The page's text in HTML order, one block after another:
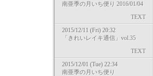
南亜季の月いち便り 2016/01/04
TEXT
2015/12/11 (Fri) 20:32
「きれいレイキ通信」vol.35
TEXT
2015/12/01 (Tue) 22:34
南亜季の月いち便り